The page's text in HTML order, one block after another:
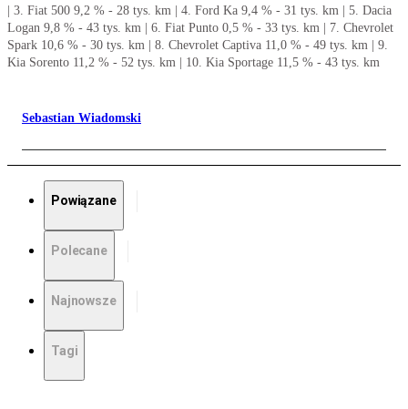
| 3. Fiat 500 9,2 % - 28 tys. km | 4. Ford Ka 9,4 % - 31 tys. km | 5. Dacia
Logan 9,8 % - 43 tys. km | 6. Fiat Punto 0,5 % - 33 tys. km | 7. Chevrolet
Spark 10,6 % - 30 tys. km | 8. Chevrolet Captiva 11,0 % - 49 tys. km | 9.
Kia Sorento 11,2 % - 52 tys. km | 10. Kia Sportage 11,5 % - 43 tys. km
Sebastian Wiadomski
Powiązane
Polecane
Najnowsze
Tagi